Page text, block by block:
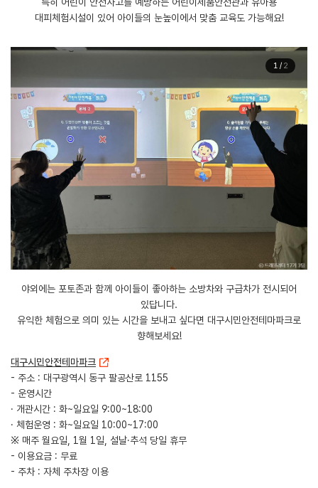
대피체험시설이 있어 아이들의 눈높이에서 맞춤 교육도 가능해요!
1/ 2
야외에는 포토존과 함께 아이들이 좋아하는 소방차와 구급차가 전시되어
있답니다.
유익한 체험으로 의미 있는 시간을 보내고 싶다면 대구시민안전테마파크로
향해보세요!
대구시민안전테마파크
- 주소 : 대구광역시 동구 팔공산로 1155
- 운영시간
· 개관시간 : 화~일요일 9:00~18:00
· 체험운영 : 화~일요일 10:00~17:00
※ 매주 월요일, 1월 1일, 설날·추석 당일 휴무
- 이용요금 : 무료
- 주차 : 자체 주차장 이용